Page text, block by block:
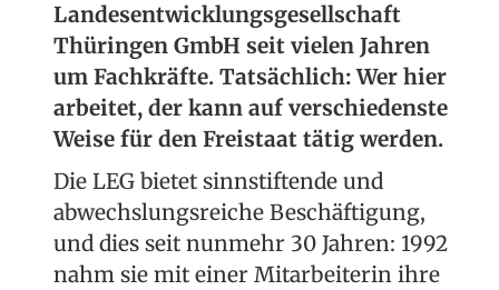
Landesentwicklungsgesellschaft
Thüringen GmbH seit vielen Jahren
um Fachkräfte. Tatsächlich: Wer hier
arbeitet, der kann auf verschiedenste
Weise für den Freistaat tätig werden.
Die LEG bietet sinnstiftende und
abwechslungsreiche Beschäftigung,
und dies seit nunmehr 30 Jahren: 1992
nahm sie mit einer Mitarbeiterin ihre